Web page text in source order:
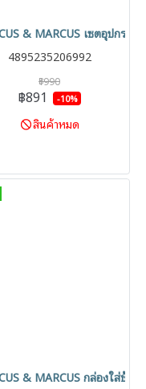
ญากาศ Tritan air tight
& MARCUS เซตอุปกรณ์
4895235206992
฿990
฿891 -10%
สินค้าหมด
ก Baby Nail Care Set พร้อ
& MARCUS กล่องใส่ช้อ